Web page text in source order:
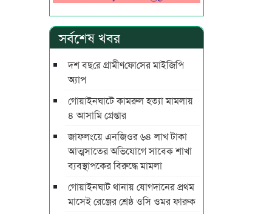
সর্বশেষ খবর
দশ বছ‌রে গ্রামীণ‌ফো‌সের মাইজিপি
অ্যাপ
গোয়াইনঘাটে কামরুল হত্যা মামলায়
৪ আসামি গ্রেপ্তার
জাফলংয়ে এনজিওর ৬৪ লাখ টাকা
আত্মসাতের অভিযোগে সাবেক শাখা
ব্যবস্থাপকের বিরুদ্ধে মামলা
গোয়াইনঘাট থানায় যোগদানের প্রথম
মাসেই রেঞ্জের শ্রেষ্ঠ ওসি ওমর ফারুক